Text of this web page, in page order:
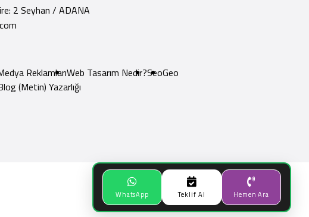
2 Seyhan / ADANA
ReklamlarıWeb Tasarım Nedir?SeoGeo
(Metin) Yazarlığı
WhatsApp Teklif Al Hemen Ara